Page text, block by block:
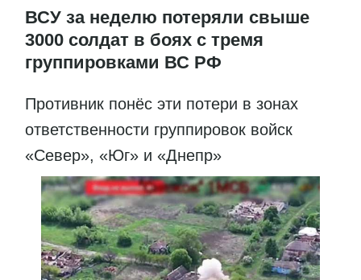
ВСУ за неделю потеряли свыше
3000 солдат в боях с тремя
группировками ВС РФ
Противник понёс эти потери в зонах
ответственности группировок войск
«Север», «Юг» и «Днепр»